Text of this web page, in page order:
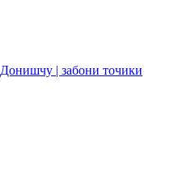
Донишчу | забони точики